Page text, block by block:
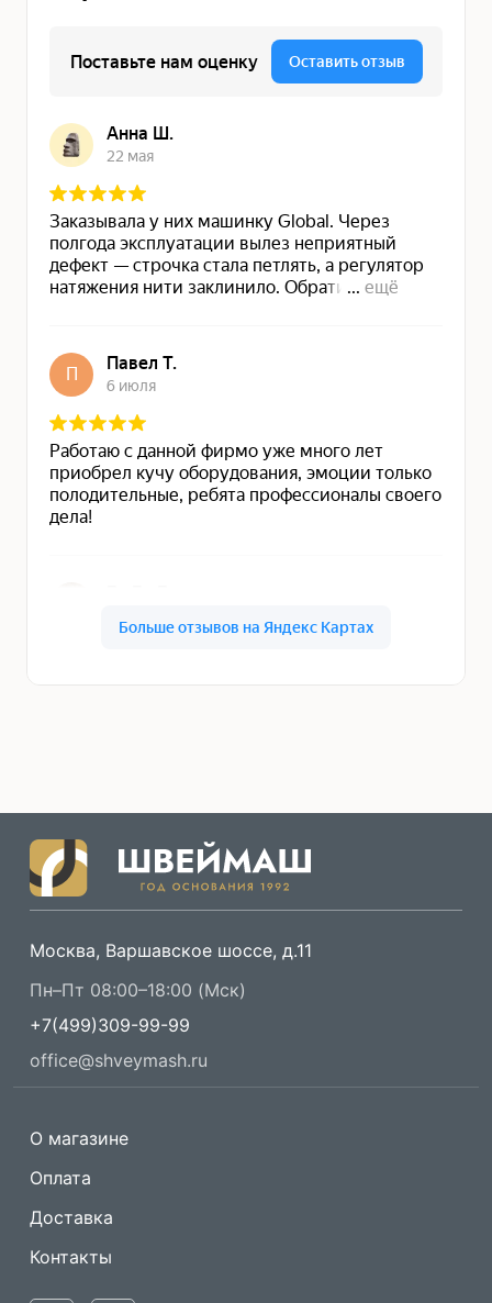
Москва, Варшавское шоссе, д.11
Пн–Пт 08:00–18:00 (Мск)
+7(499)309-99-99
office@shveymash.ru
О магазине
Оплата
Доставка
Контакты